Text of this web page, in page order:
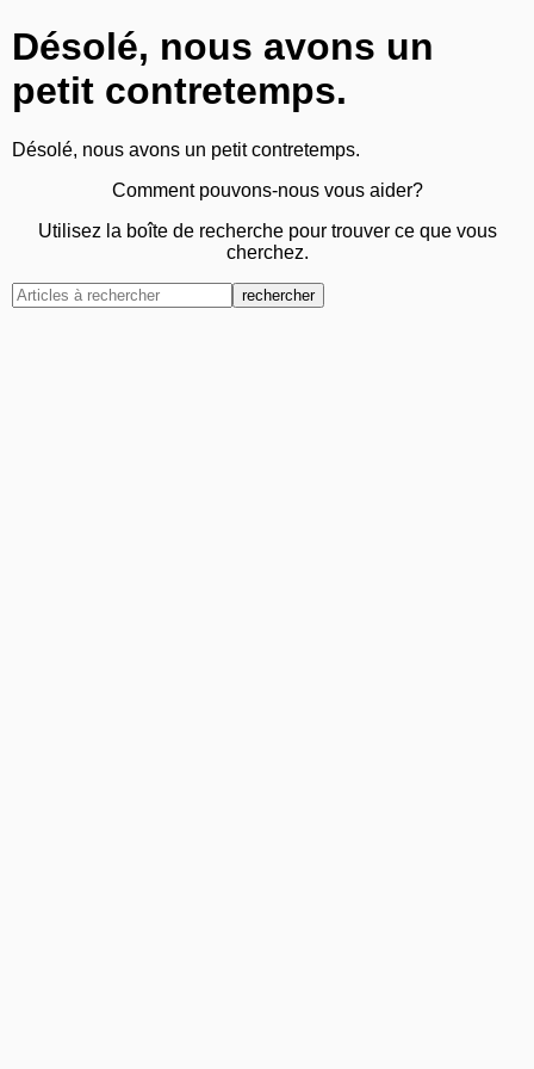
Désolé, nous avons un
petit contretemps.
Désolé, nous avons un petit contretemps.
Comment pouvons-nous vous aider?
Utilisez la boîte de recherche pour trouver ce que vous
cherchez.
rechercher